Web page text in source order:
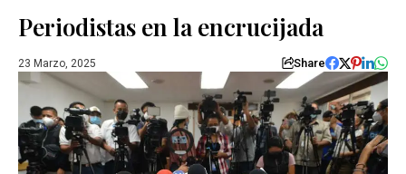
Periodistas en la encrucijada
23 Marzo, 2025 Share